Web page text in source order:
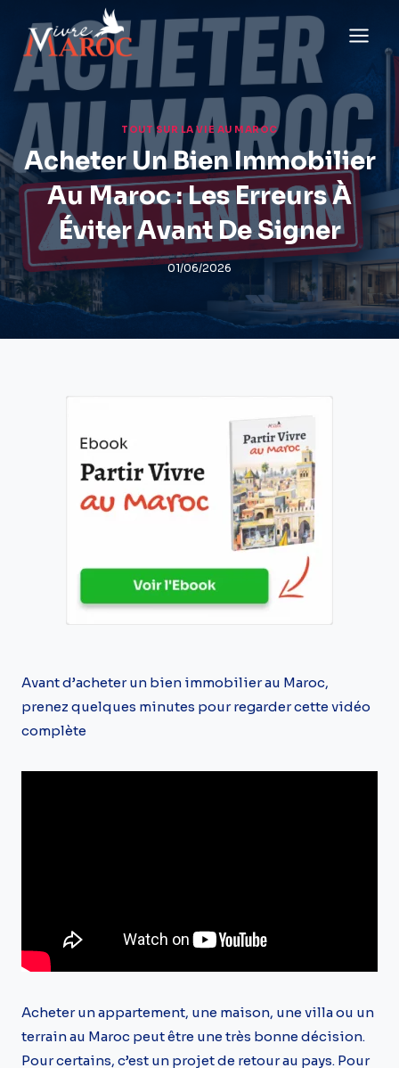
contenu
TOUT SUR LA VIE AU MAROC
Acheter Un Bien Immobilier
Au Maroc : Les Erreurs À
Éviter Avant De Signer
01/06/2026
Avant d’acheter un bien immobilier au Maroc,
prenez quelques minutes pour regarder cette vidéo
complète
Acheter un appartement, une maison, une villa ou un
terrain au Maroc peut être une très bonne décision.
Pour certains, c’est un projet de retour au pays. Pour